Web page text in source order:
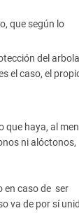
que según lo
del
el caso, el
que haya, al
ni alóctonos,
en caso de ser
va de por sí